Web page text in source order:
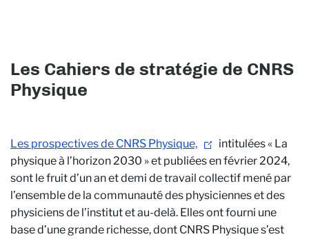
Les Cahiers de stratégie de CNRS
Physique
Les prospectives de CNRS Physique,
intitulées « La
physique à l’horizon 2030 » et publiées en février 2024,
sont le fruit d’un an et demi de travail collectif mené par
l’ensemble de la communauté des physiciennes et des
physiciens de l’institut et au-delà. Elles ont fourni une
base d’une grande richesse, dont CNRS Physique s’est